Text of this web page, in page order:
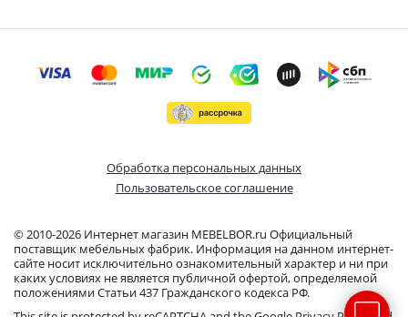
© 2010-2026 Интернет магазин MEBELBOR.ru Официальный
поставщик мебельных фабрик. Информация на данном интернет-
сайте носит исключительно ознакомительный характер и ни при
каких условиях не является публичной офертой, определяемой
положениями Статьи 437 Гражданского кодекса РФ.
Обработка персональных данных
Пользовательское соглашение